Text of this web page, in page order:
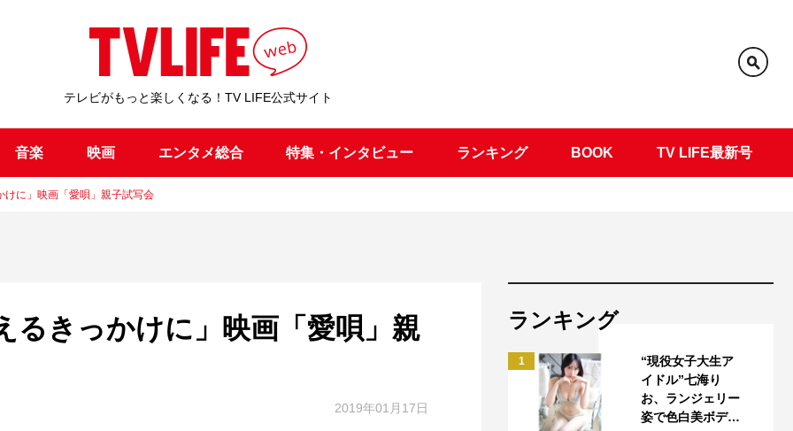
テレビがもっと楽しくなる！TV LIFE公式サイト
音楽 映画 エンタメ総合 特集・インタビュー ランキング BOOK TV LIFE最新号
けに」映画「愛唄」親子試写会
るきっかけに」映画「愛唄」親
2019年01月17日
ランキング
1
“現役女子大生ア
イドル”七海り
お、ランジェリー
姿で色白美ボデ…